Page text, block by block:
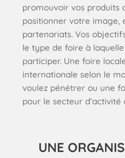
promouvoir vos produits
positionner votre image,
partenariats. Vos
le type de foire à
participer. Une foire
internationale selon le
voulez pénétrer ou une
pour le secteur d’activité
UNE